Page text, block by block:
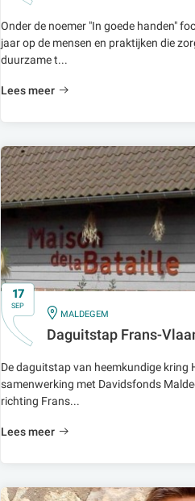
Onder de noemer "In goede handen"
jaar op de mensen en praktijken die
duurzame t...
Lees meer
17
SEP
IN
MALDEGEM
Daguitstap Frans-
De daguitstap van heemkundige kring
samenwerking met Davidsfonds
richting Frans...
Lees meer